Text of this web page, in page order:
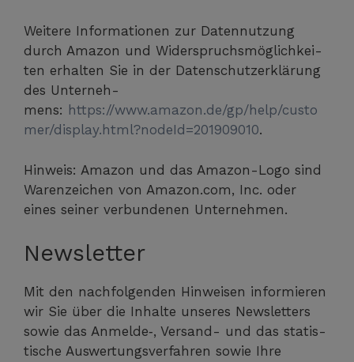
Wei­te­re Infor­ma­tio­nen zur Daten­nut­zung
durch Ama­zon und Wider­spruchs­mög­lich­kei­
ten erhal­ten Sie in der Daten­schutz­er­klä­rung
des Unter­neh­
mens: https://www.amazon.de/gp/help/custo
mer/display.html?nodeId=201909010.
Hin­weis: Ama­zon und das Ama­zon-Logo sind
Waren­zei­chen von Amazon.com, Inc. oder
eines sei­ner ver­bun­de­nen Unternehmen.
Newsletter
Mit den nach­fol­gen­den Hin­wei­sen infor­mie­ren
wir Sie über die Inhal­te unse­res News­let­ters
sowie das Anmelde‑, Ver­sand- und das sta­tis­
ti­sche Aus­wer­tungs­ver­fah­ren sowie Ihre